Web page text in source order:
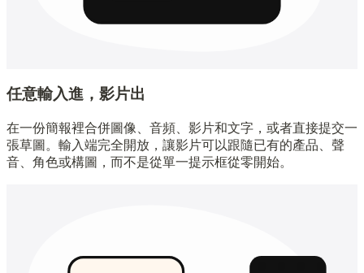
任意輸入進，影片出
在一份簡報裡合併圖像、音頻、影片和文字，或者直接提交一
張草圖。輸入端完全開放，讓影片可以跟隨已有的產品、聲
音、角色或構圖，而不是從單一提示框從零開始。